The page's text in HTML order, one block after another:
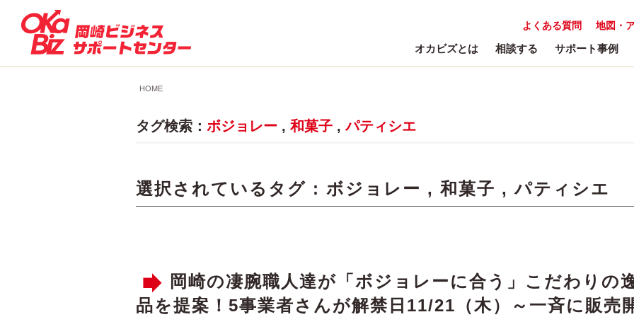
地図・
よくある質問
オカビズとは 相談する サポート事例
HOME
タグ検索： ボジョレー , 和菓子 ,パティシエ
選択されているタグ : ボジョレー , 和菓子 ,パティシエ
岡崎の凄腕職人達が「ボジョレーに合う」こだわりの
品を提案！5事業者さんが解禁日11/21（木）～一斉に販売